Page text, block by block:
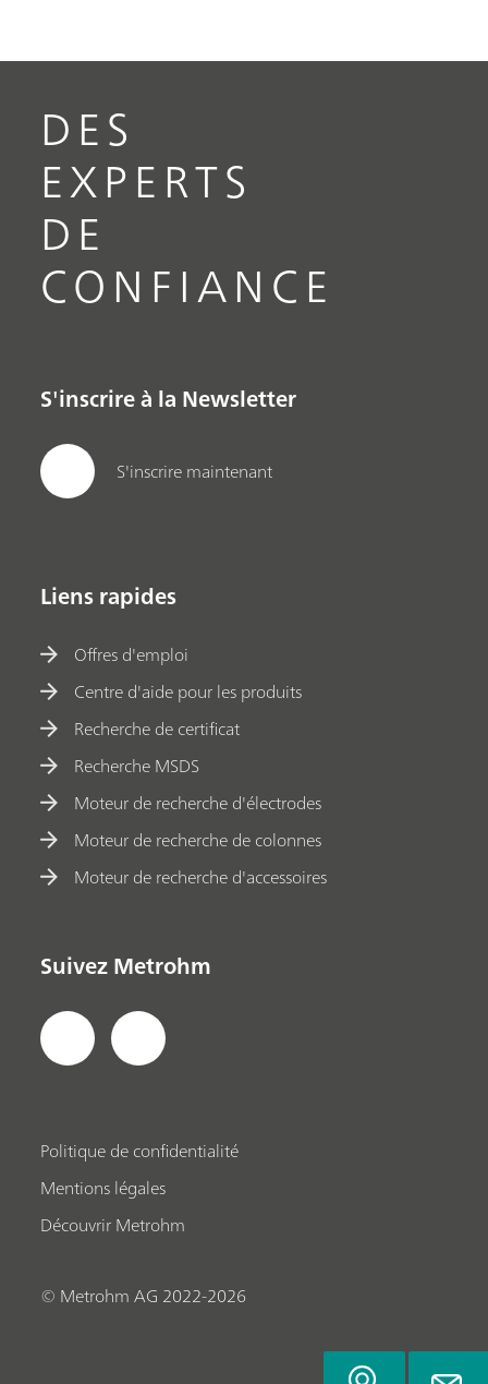
DES
EXPERTS
DE
CONFIANCE
S'inscrire à la Newsletter
S'inscrire maintenant
Liens rapides
Offres d'emploi
Centre d'aide pour les produits
Recherche de certificat
Recherche MSDS
Moteur de recherche d'électrodes
Moteur de recherche de colonnes
Moteur de recherche d'accessoires
Suivez Metrohm
Politique de confidentialité
Mentions légales
Découvrir Metrohm
© Metrohm AG 2022-2026